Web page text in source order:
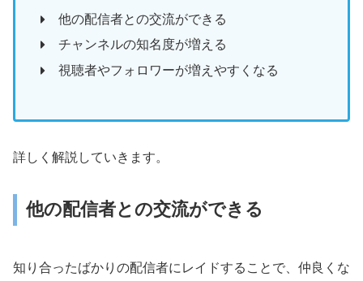
他の配信者との交流ができる
チャンネルの知名度が増える
視聴者やフォロワーが増えやすくなる
詳しく解説していきます。
他の配信者との交流ができる
知り合ったばかりの配信者にレイドすることで、仲良くな